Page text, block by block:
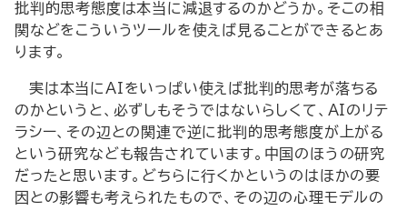
批判的思考態度は本当に減退するのかどうか。そこの相
関などをこういうツールを使えば見ることができるとあ
ります。
実は本当にAIをいっぱい使えば批判的思考が落ちる
のかというと、必ずしもそうではないらしくて、AIのリテ
ラシー、その辺との関連で逆に批判的思考態度が上がる
という研究なども報告されています。中国のほうの研究
だったと思います。どちらに行くかというのはほかの要
因との影響も考えられたもので、その辺の心理モデルの